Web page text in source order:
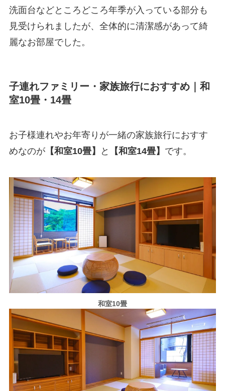
洗面台などところどころ年季が入っている部分も
見受けられましたが、全体的に清潔感があって綺
麗なお部屋でした。
子連れファミリー・家族旅行におすすめ｜和
室10畳・14畳
お子様連れやお年寄りが一緒の家族旅行におすす
めなのが【和室10畳】 と 【和室14畳】 です。
和室10畳